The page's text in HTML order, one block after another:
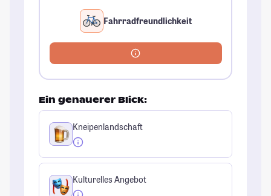
Fahrradfreundlichkeit
Ein genauerer Blick:
Kneipenlandschaft
Kulturelles Angebot